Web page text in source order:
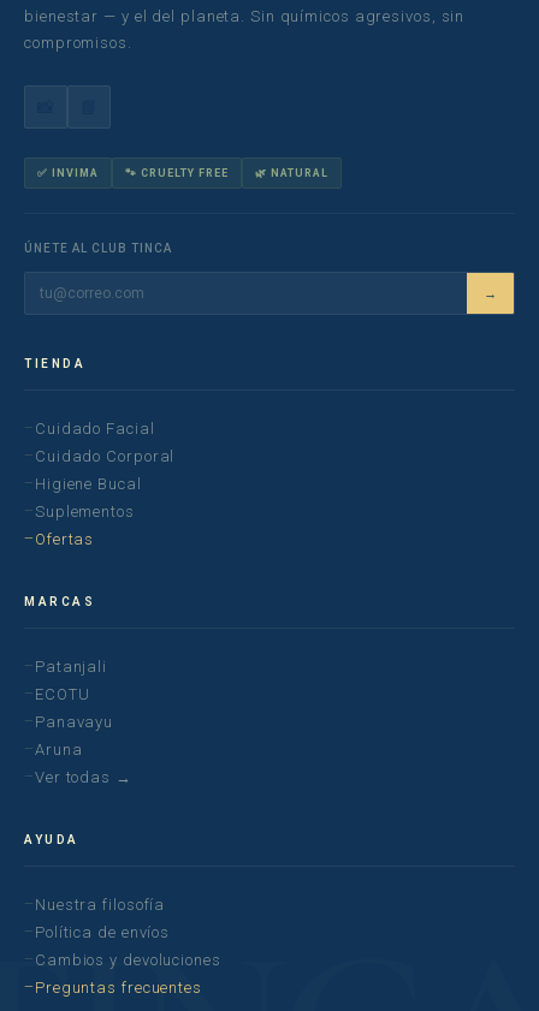
bienestar — y el del planeta. Sin químicos agresivos, sin
compromisos.
✅ INVIMA 🐾 CRUELTY FREE 🌿 NATURAL
ÚNETE AL CLUB TINCA
→
TIENDA
Cuidado Facial
Cuidado Corporal
Higiene Bucal
Suplementos
Ofertas
MARCAS
Patanjali
ECOTU
Panavayu
Aruna
Ver todas →
AYUDA
Nuestra filosofía
Política de envíos
Cambios y devoluciones
Preguntas frecuentes